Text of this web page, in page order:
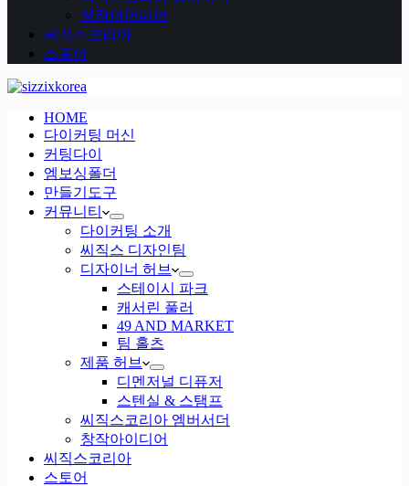
창작아이디어
씨직스코리아
스토어
HOME
다이커팅 머신
커팅다이
엠보싱폴더
만들기도구
커뮤니티
다이커팅 소개
씨직스 디자인팀
디자이너 허브
스테이시 파크
캐서린 풀러
49 AND MARKET
팀 홀츠
제품 허브
디멘저널 디퓨저
스텐실 & 스탬프
씨직스코리아 엠버서더
창작아이디어
씨직스코리아
스토어